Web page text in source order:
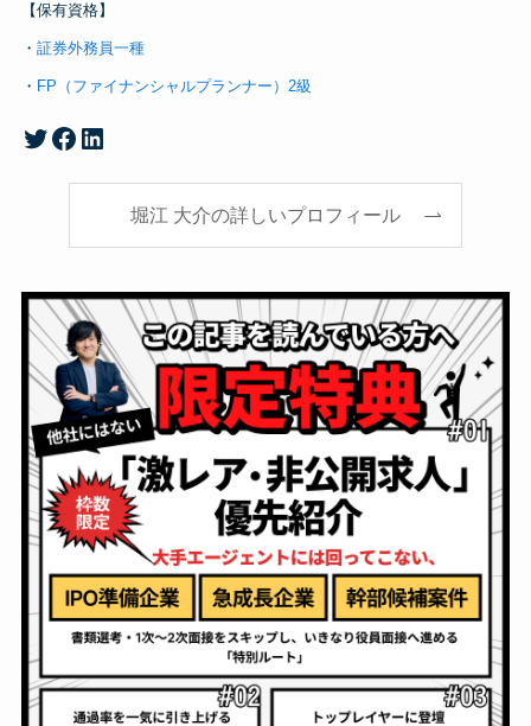
【保有資格】
・ 証券外務員一種
・ FP（ファイナンシャルプランナー）2級
堀江大介のTwitterアカウントFacebook
LinkedIn
堀江 大介の詳しいプロフィール